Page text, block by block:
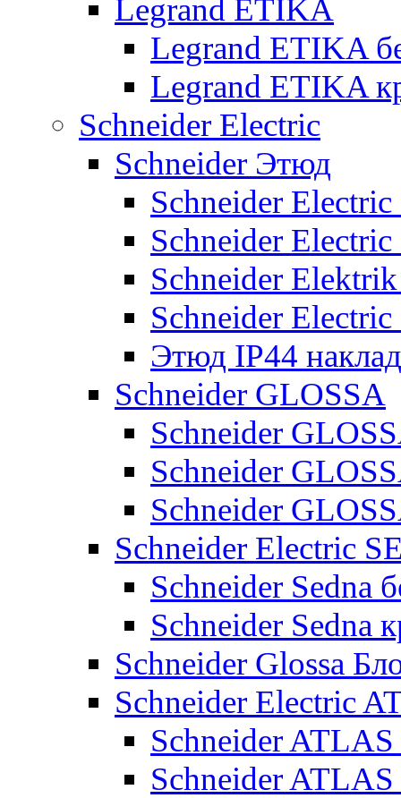
Legrand ETIKA
Legrand ETIKA
Legrand ETIKA
Schneider Electric
Schneider Этюд
Schneider
Schneider
Schneider
Schneider
Этюд IP44
Schneider GLOSSA
Schneider
Schneider
Schneider
Schneider Electric
Schneider Sedna
Schneider Sedna
Schneider Glossa
Schneider Electric
Schneider
Schneider